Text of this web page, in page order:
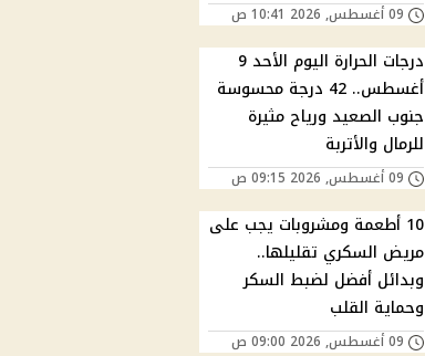
09 أغسطس, 2026 10:41 ص
درجات الحرارة اليوم الأحد 9
أغسطس.. 42 درجة محسوسة
جنوب الصعيد ورياح مثيرة
للرمال والأتربة
09 أغسطس, 2026 09:15 ص
10 أطعمة ومشروبات يجب على
مريض السكري تقليلها..
وبدائل أفضل لضبط السكر
وحماية القلب
09 أغسطس, 2026 09:00 ص